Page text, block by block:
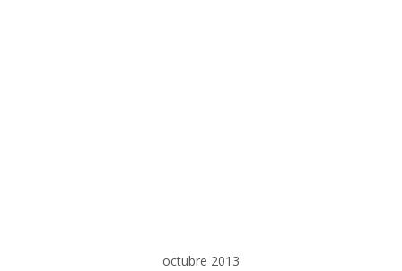
octubre 2013